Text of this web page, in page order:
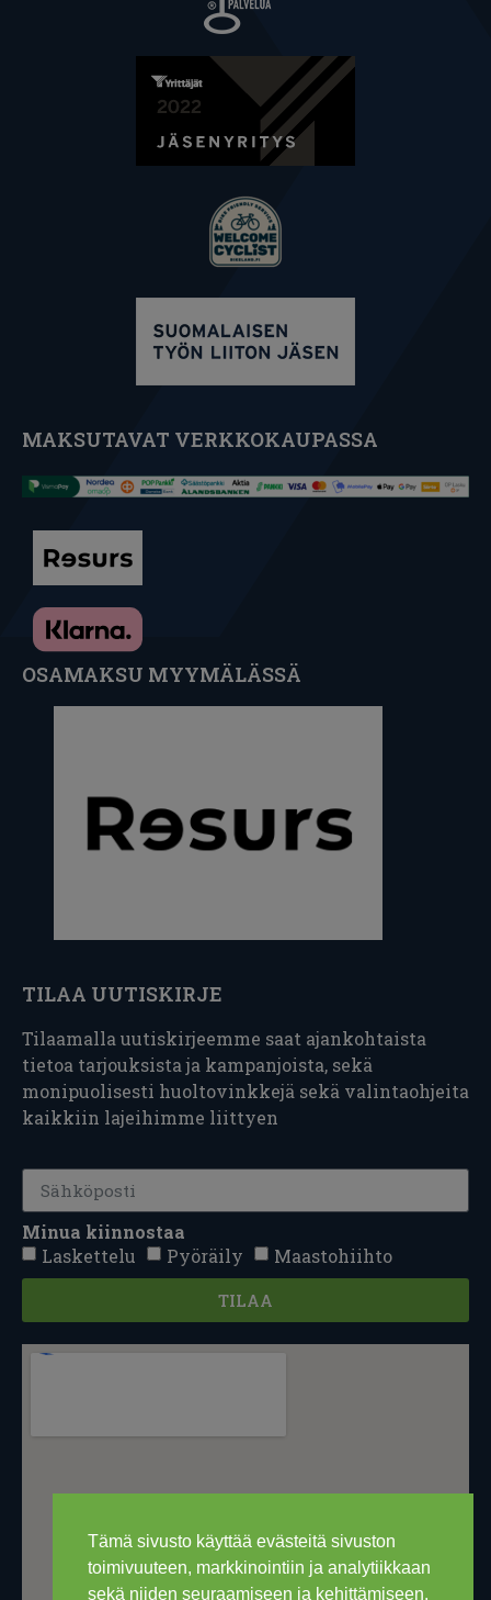
Tämä sivusto käyttää evästeitä sivuston
toimivuuteen, markkinointiin ja analytiikkaan
sekä niiden seuraamiseen ja kehittämiseen.
MAKSUTAVAT VERKKOKAUPASSA
OSAMAKSU MYYMÄLÄSSÄ
TILAA UUTISKIRJE
Tilaamalla uutiskirjeemme saat ajankohtaista
tietoa tarjouksista ja kampanjoista, sekä
monipuolisesti huoltovinkkejä sekä valintaohjeita
kaikkiin lajeihimme liittyen
Minua kiinnostaa
Laskettelu
Pyöräily Maastohiihto
TILAA